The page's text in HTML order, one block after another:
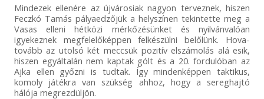
Mindezek ellenére az újvárosiak nagyon terveznek, hiszen
Feczkó Tamás pályaedzőjük a helyszínen tekintette meg a
Vasas elleni hétközi mérkőzésünket és nyilvánvalóan
igyekeznek megfelelőképpen felkészülni belőlünk. Hova-
tovább az utolsó két meccsük pozitív elszámolás alá esik,
hiszen egyáltalán nem kaptak gólt és a 20. fordulóban az
Ajka ellen győzni is tudtak. Így mindenképpen taktikus,
komoly játékra van szükség ahhoz, hogy a sereghajtó
hálója megrezdüljön.